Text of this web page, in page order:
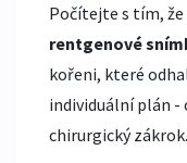
Počítejte s tím,
rentgenové
kořeni, které
individuální plán
chirurgický zákrok.